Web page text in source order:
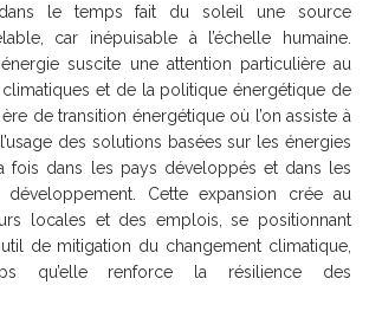
dans le temps fait du soleil une source
car inépuisable à l’échelle humaine.
suscite une attention particulière au
et de la politique énergétique de
de transition énergétique où l’on assiste à
des solutions basées sur les énergies
fois dans les pays développés et dans les
Cette expansion crée au
locales et des emplois, se positionnant
de mitigation du changement climatique,
qu’elle renforce la résilience des